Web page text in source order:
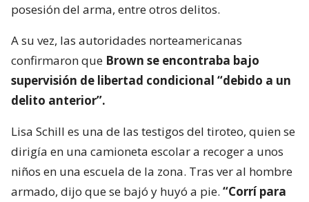
posesión del arma, entre otros delitos.
A su vez, las autoridades norteamericanas
confirmaron que Brown se encontraba bajo
supervisión de libertad condicional “debido a un
delito anterior”.
Lisa Schill es una de las testigos del tiroteo, quien se
dirigía en una camioneta escolar a recoger a unos
niños en una escuela de la zona. Tras ver al hombre
armado, dijo que se bajó y huyó a pie. “Corrí para